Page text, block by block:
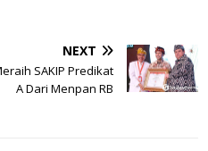
NEXT
SAKIP Predikat
A Dari Menpan RB